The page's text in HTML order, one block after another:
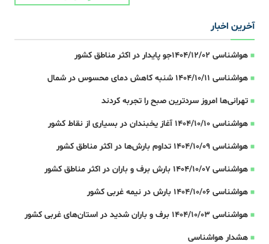
آخرین اخبار
هواشناسی 1404/12/02جو پایدار در اکثر مناطق کشور
هواشناسی 1404/10/11 شنبه کاهش دمای محسوس در شمال
تهرانی‌ها امروز سردترین صبح را تجربه کردند
هواشناسی 1404/10/10 آغاز یخبندان در بسیاری از نقاط کشور
هواشناسی 1404/10/09 تداوم بارش‌ها در اکثر مناطق کشور
هواشناسی 1404/10/07 بارش برف و باران در اکثر مناطق کشور
هواشناسی 1404/10/06 بارش در نیمه غربی کشور
هواشناسی 1404/10/03 برف و باران شدید در استان‌های غربی کشور
هشدار هواشناسی